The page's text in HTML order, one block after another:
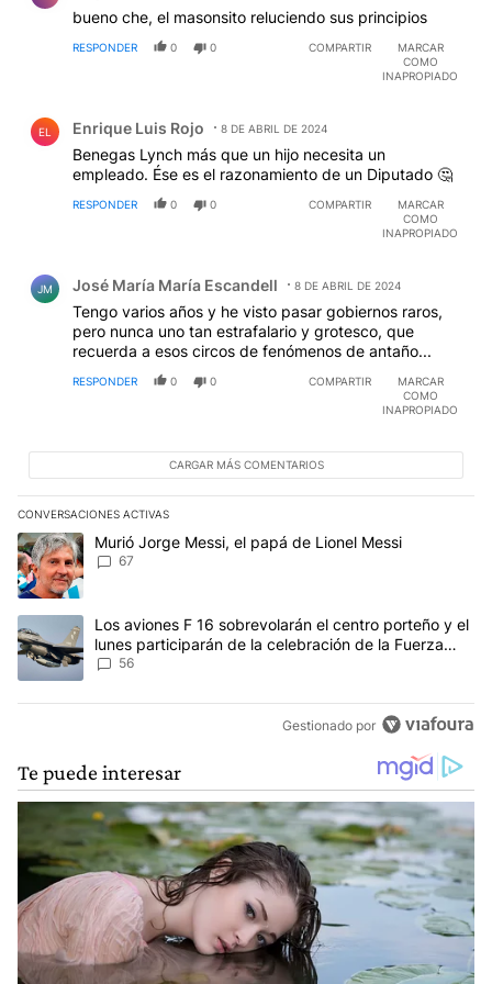
bueno che, el masonsito reluciendo sus principios
RESPONDER 0 0 COMPARTIR
MARCAR
COMO
INAPROPIADO
EL Enrique Luis Rojo 8 DE ABRIL DE 2024
Benegas Lynch más que un hijo necesita un
empleado. Ése es el razonamiento de un Diputado 🤔
RESPONDER 0 0 COMPARTIR
MARCAR
COMO
INAPROPIADO
JM José María María Escandell 8 DE ABRIL DE 2024
Tengo varios años y he visto pasar gobiernos raros,
pero nunca uno tan estrafalario y grotesco, que
recuerda a esos circos de fenómenos de antaño...
RESPONDER 0 0 COMPARTIR
MARCAR
COMO
INAPROPIADO
CARGAR MÁS COMENTARIOS
CONVERSACIONES ACTIVAS
Este listado muestra los artículos con más comentarios en los
Un artículo de tendencia con el título "Murió Jorge Messi, el
Murió Jorge Messi, el papá de Lionel Messi
67
Un artículo de tendencia con el título "Los aviones F 16
Los aviones F 16 sobrevolarán el centro porteño y el
lunes participarán de la celebración de la Fuerza
Aérea
56
Gestionado por